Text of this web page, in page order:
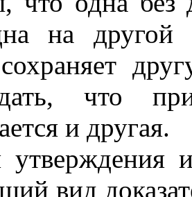
на другой
что
и другая.
вид